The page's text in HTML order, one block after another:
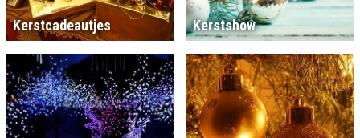
Kerstcadeautjes Kerstshow